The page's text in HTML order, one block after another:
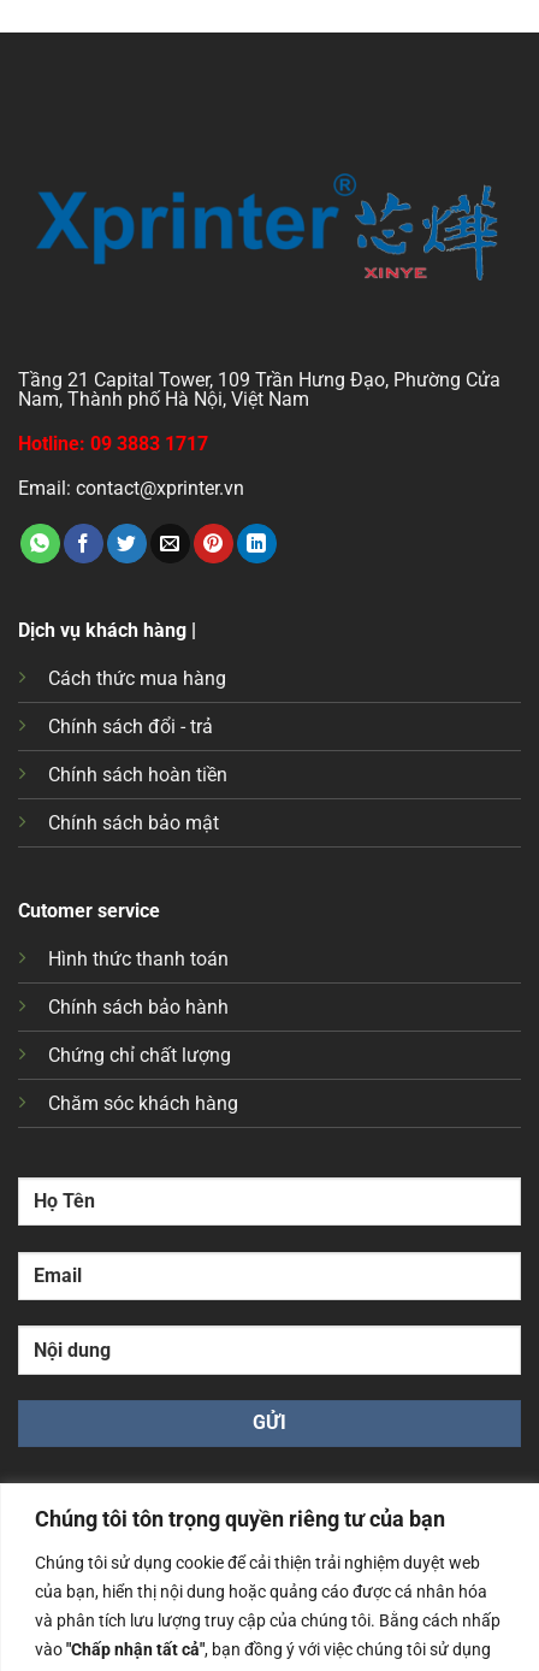
Chúng tôi tôn trọng quyền riêng tư của bạn
Chúng tôi sử dụng cookie để cải thiện trải nghiệm duyệt web
của bạn, hiển thị nội dung hoặc quảng cáo được cá nhân hóa
và phân tích lưu lượng truy cập của chúng tôi. Bằng cách nhấp
vào"Chấp nhận tất cả", bạn đồng ý với việc chúng tôi sử dụng
Tầng 21 Capital Tower, 109 Trần Hưng Đạo, Phường Cửa
Nam, Thành phố Hà Nội, Việt Nam
Hotline: 09 3883 1717
Email: contact@xprinter.vn
Dịch vụ khách hàng |
Cách thức mua hàng
Chính sách đổi - trả
Chính sách hoàn tiền
Chính sách bảo mật
Cutomer service
Hình thức thanh toán
Chính sách bảo hành
Chứng chỉ chất lượng
Chăm sóc khách hàng
Công ty TNHH Nam Bình Xương - Số ĐKKD: 0108783483
cấp ngày 14/06/2019 bởi Sở Kế Hoạch và Đầu Tư Tp. Hà